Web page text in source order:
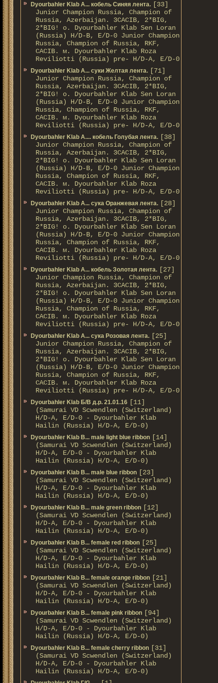
Dyourbahler Klab A... кобель Синяя лента. [33]
Junior Champion Russia, Champion of
Russia, Azerbaijan. 3CACIB, 2*BIG,
2*BIG! о. Dyourbahler Klab Sen Loran
(Russia) H/D-B, E/D-0 Junior Champion
Russia, Champion of Russia, RKF,
CACIB. м. Dyourbahler Klab Roza
Reviliotti (Russia) pre- H/D-A, E/D-0
Dyourbahler Klab A... суки Желтая лента. [71]
Junior Champion Russia, Champion of
Russia, Azerbaijan. 3CACIB, 2*BIG,
2*BIG! о. Dyourbahler Klab Sen Loran
(Russia) H/D-B, E/D-0 Junior Champion
Russia, Champion of Russia, RKF,
CACIB. м. Dyourbahler Klab Roza
Reviliotti (Russia) pre- H/D-A, E/D-0
Dyourbahler Klab A.... кобель Голубая лента. [38]
Junior Champion Russia, Champion of
Russia, Azerbaijan. 3CACIB, 2*BIG,
2*BIG! о. Dyourbahler Klab Sen Loran
(Russia) H/D-B, E/D-0 Junior Champion
Russia, Champion of Russia, RKF,
CACIB. м. Dyourbahler Klab Roza
Reviliotti (Russia) pre- H/D-A, E/D-0
Dyourbahler Klab A... сука Оранжевая лента. [28]
Junior Champion Russia, Champion of
Russia, Azerbaijan. 3CACIB, 2*BIG,
2*BIG! о. Dyourbahler Klab Sen Loran
(Russia) H/D-B, E/D-0 Junior Champion
Russia, Champion of Russia, RKF,
CACIB. м. Dyourbahler Klab Roza
Reviliotti (Russia) pre- H/D-A, E/D-0
Dyourbahler Klab A... кобель Золотая лента. [27]
Junior Champion Russia, Champion of
Russia, Azerbaijan. 3CACIB, 2*BIG,
2*BIG! о. Dyourbahler Klab Sen Loran
(Russia) H/D-B, E/D-0 Junior Champion
Russia, Champion of Russia, RKF,
CACIB. м. Dyourbahler Klab Roza
Reviliotti (Russia) pre- H/D-A, E/D-0
Dyourbahler Klab A... сука Розовая лента. [25]
Junior Champion Russia, Champion of
Russia, Azerbaijan. 3CACIB, 2*BIG,
2*BIG! о. Dyourbahler Klab Sen Loran
(Russia) H/D-B, E/D-0 Junior Champion
Russia, Champion of Russia, RKF,
CACIB. м. Dyourbahler Klab Roza
Reviliotti (Russia) pre- H/D-A, E/D-0
Dyourbahler Klab Б/B д.р. 21.01.16 [11]
(Samurai VD Scwendlen (Switzerland)
H/D-A, E/D-0 - Dyourbahler Klab
Hailin (Russia) H/D-A, E/D-0)
Dyourbahler Klab B... male light blue ribbon [14]
(Samurai VD Scwendlen (Switzerland)
H/D-A, E/D-0 - Dyourbahler Klab
Hailin (Russia) H/D-A, E/D-0)
Dyourbahler Klab B... male blue ribbon [23]
(Samurai VD Scwendlen (Switzerland)
H/D-A, E/D-0 - Dyourbahler Klab
Hailin (Russia) H/D-A, E/D-0)
Dyourbahler Klab B... male green ribbon [12]
(Samurai VD Scwendlen (Switzerland)
H/D-A, E/D-0 - Dyourbahler Klab
Hailin (Russia) H/D-A, E/D-0)
Dyourbahler Klab B... female red ribbon [25]
(Samurai VD Scwendlen (Switzerland)
H/D-A, E/D-0 - Dyourbahler Klab
Hailin (Russia) H/D-A, E/D-0)
Dyourbahler Klab B... female orange ribbon [21]
(Samurai VD Scwendlen (Switzerland)
H/D-A, E/D-0 - Dyourbahler Klab
Hailin (Russia) H/D-A, E/D-0)
Dyourbahler Klab B... female pink ribbon [94]
(Samurai VD Scwendlen (Switzerland)
H/D-A, E/D-0 - Dyourbahler Klab
Hailin (Russia) H/D-A, E/D-0)
Dyourbahler Klab B... female cherry ribbon [31]
(Samurai VD Scwendlen (Switzerland)
H/D-A, E/D-0 - Dyourbahler Klab
Hailin (Russia) H/D-A, E/D-0)